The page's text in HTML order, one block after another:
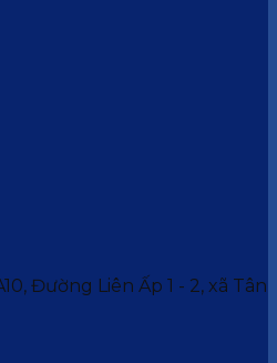
Đường Liên Ấp 1 - 2, xã Tân